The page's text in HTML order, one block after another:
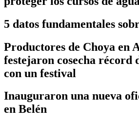
5 datos fundamentales
Productores de Choya en
festejaron cosecha récord
con un festival
Inauguraron una nueva
en Belén